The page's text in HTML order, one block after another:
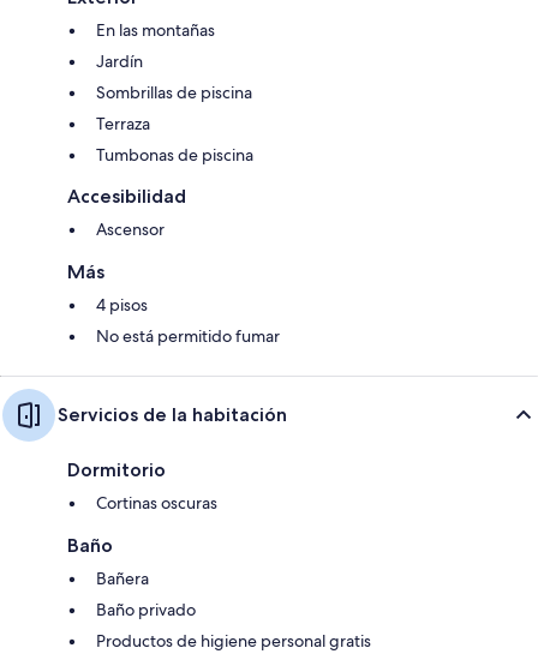
En las montañas
Jardín
Sombrillas de piscina
Terraza
Tumbonas de piscina
Accesibilidad
Ascensor
Más
4 pisos
No está permitido fumar
Servicios de la habitación
Dormitorio
Cortinas oscuras
Baño
Bañera
Baño privado
Productos de higiene personal gratis